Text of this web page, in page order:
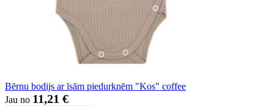
Bērnu bodijs ar īsām piedurknēm "Kos" coffee
Jau no 11,21 €